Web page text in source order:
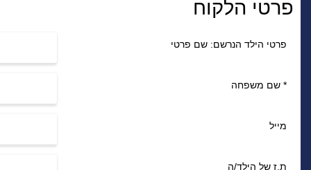
פרטי הלקוח
פרטי הילד הנרשם: שם פרטי
* שם משפחה
מייל
ת.ז של הילד/ה